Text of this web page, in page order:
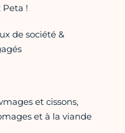
Peta !
de société &
et cissons,
et à la viande